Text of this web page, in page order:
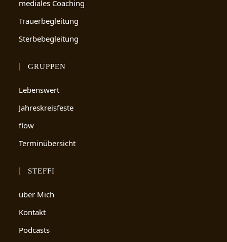
mediales Coaching
Trauerbegleitung
Sterbebegleitung
GRUPPEN
Lebenswert
Jahreskreisfeste
flow
Terminübersicht
STEFFI
über Mich
Kontakt
Podcasts